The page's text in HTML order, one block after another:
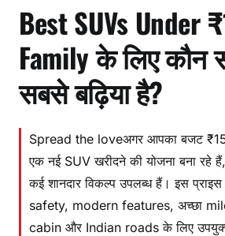
Best SUVs Under
Family के लिए कौन
सबसे बढ़िया है?
Spread the loveअगर आपका बजट
एक नई SUV खरीदने की योजना बना रहे हैं,
कई शानदार विकल्प उपलब्ध हैं। इस
safety, modern features, अच्छा
cabin और Indian roads के लिए